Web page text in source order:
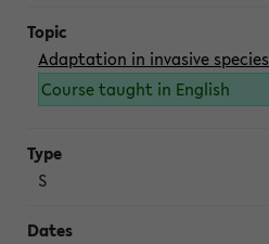
Adaptation in invasive species
Course taught in English
S